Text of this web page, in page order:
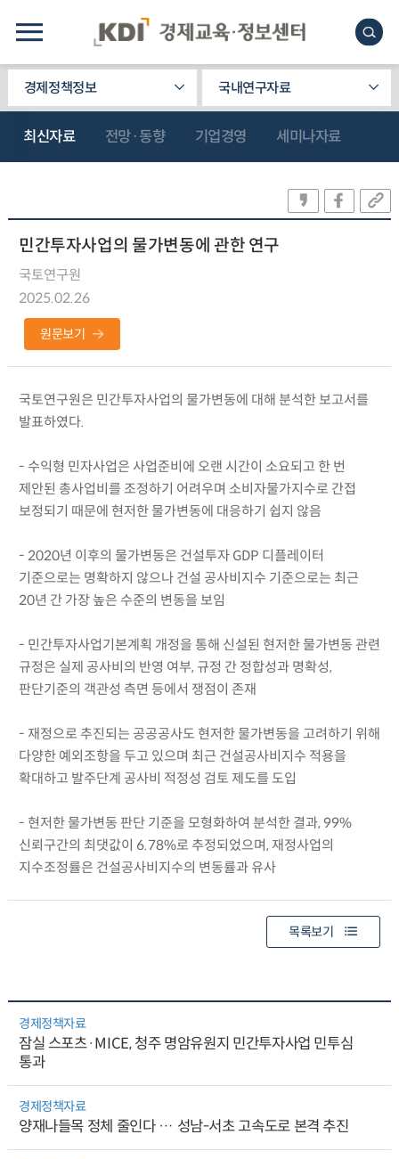
경제정책정보 국내연구자료
최신자료 전망·동향 기업경영 세미나자료
민간투자사업의 물가변동에 관한 연구
국토연구원
2025.02.26
원문보기
국토연구원은 민간투자사업의 물가변동에 대해 분석한 보고서를
발표하였다.
- 수익형 민자사업은 사업준비에 오랜 시간이 소요되고 한 번
제안된 총사업비를 조정하기 어려우며 소비자물가지수로 간접
보정되기 때문에 현저한 물가변동에 대응하기 쉽지 않음
- 2020년 이후의 물가변동은 건설투자 GDP 디플레이터
기준으로는 명확하지 않으나 건설 공사비지수 기준으로는 최근
20년 간 가장 높은 수준의 변동을 보임
- 민간투자사업기본계획 개정을 통해 신설된 현저한 물가변동 관련
규정은 실제 공사비의 반영 여부, 규정 간 정합성과 명확성,
판단기준의 객관성 측면 등에서 쟁점이 존재
- 재정으로 추진되는 공공공사도 현저한 물가변동을 고려하기 위해
다양한 예외조항을 두고 있으며 최근 건설공사비지수 적용을
확대하고 발주단계 공사비 적정성 검토 제도를 도입
- 현저한 물가변동 판단 기준을 모형화하여 분석한 결과, 99%
신뢰구간의 최댓값이 6.78%로 추정되었으며, 재정사업의
지수조정률은 건설공사비지수의 변동률과 유사
목록보기
경제정책자료
잠실 스포츠·MICE, 청주 명암유원지 민간투자사업 민투심
통과
경제정책자료
양재나들목 정체 줄인다 … 성남-서초 고속도로 본격 추진